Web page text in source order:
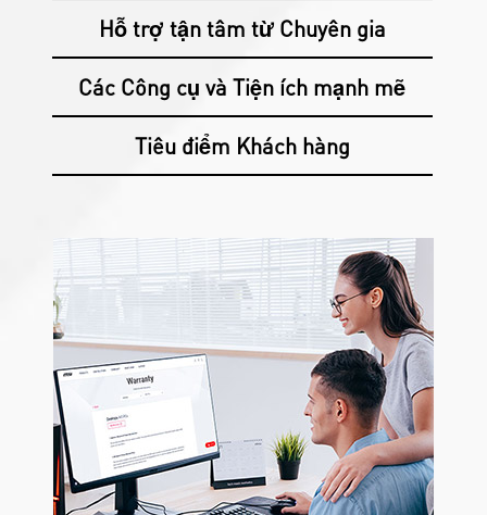
Hỗ trợ tận tâm từ Chuyên gia
Các Công cụ và Tiện ích mạnh mẽ
Tiêu điểm Khách hàng